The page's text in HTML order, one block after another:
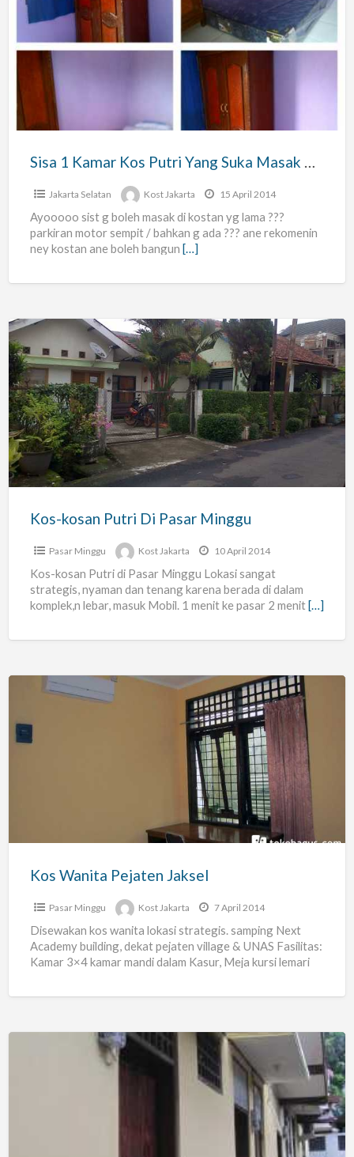
Kamar
Putri
Yang
Suka
Area
Unas
Sisa 1 Kamar Kos Putri Yang Suka Masak Area Unas
Jakarta Selatan Kost Jakarta 15 April 2014
Ayooooo sist g boleh masak di kostan yg lama ???
parkiran motor sempit / bahkan g ada ??? ane rekomenin
ney kostan ane boleh bangun […]
Kos-
kosan
Putri
Di
Pasar
Minggu
Kos-kosan Putri Di Pasar Minggu
Pasar Minggu Kost Jakarta 10 April 2014
Kos-kosan Putri di Pasar Minggu Lokasi sangat
strategis, nyaman dan tenang karena berada di dalam
komplek,n lebar, masuk Mobil. 1 menit ke pasar 2 menit[…]
Wanita
Kos Wanita Pejaten Jaksel
Pasar Minggu Kost Jakarta 7 April 2014
Disewakan kos wanita lokasi strategis. samping Next
Academy building, dekat pejaten village & UNAS Fasilitas:
Kamar 3×4 kamar mandi dalam Kasur, Meja kursi lemari